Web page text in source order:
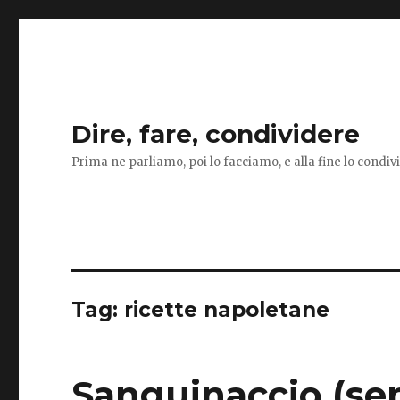
Dire, fare, condividere
Prima ne parliamo, poi lo facciamo, e alla fine lo
Tag: ricette napoletane